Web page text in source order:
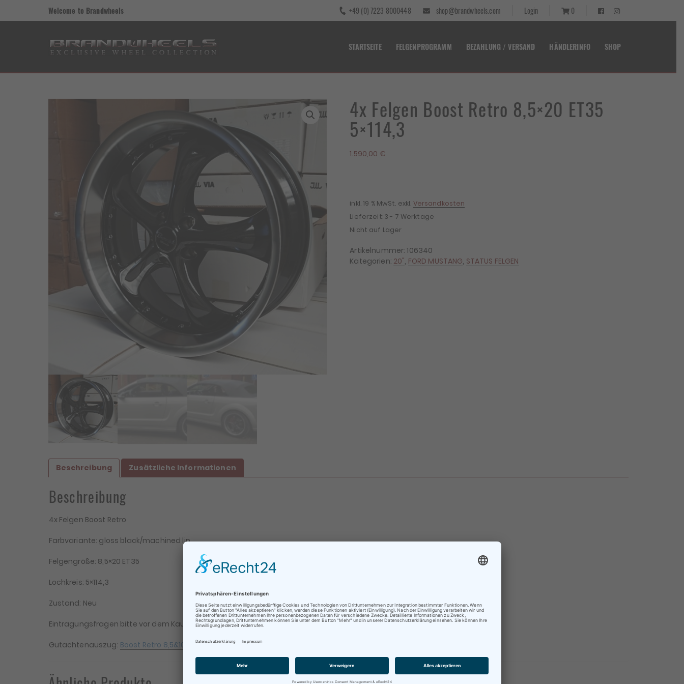
Welcome to Brandwheels +49 (0) 7223 8000448 shop@brandwheels.com Login 0
STARTSEITE FELGENPROGRAMM BEZAHLUNG / VERSAND HÄNDLERINFO SHOP
4x Felgen Boost Retro 8,5×20 ET35
5×114,3
1.590,00 €
inkl. 19 % MwSt. exkl. Versandkosten
Lieferzeit:3 - 7 Werktage
Nicht auf Lager
Artikelnummer:106340
Kategorien: 20", FORD MUSTANG, STATUS FELGEN
Beschreibung Zusätzliche Informationen
Beschreibung
4x Felgen Boost Retro
Farbvariante: gloss black/machined lip
Felgengröße: 8,5×20 ET35
Lochkreis: 5×114,3
Zustand: Neu
Eintragungsfragen bitte vor dem Kauf stellen. Für alles weitere kontaktieren Sie uns einfach per Mail oder telefonisch.
Gutachtenauszug: Boost Retro 8,5&10×20 Ford Mustang
Beratungen oder Abholungen vor Ort nur nach vorheriger
Terminvereinbarung !